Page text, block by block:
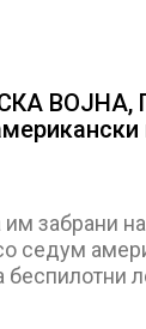
ВОЈНА,
им забрани
седум
беспилотни